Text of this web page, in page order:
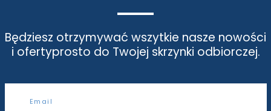
Będziesz otrzymywać wszytkie nasze nowości
i ofertyprosto do Twojej skrzynki odbiorczej.